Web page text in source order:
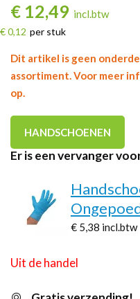
€ 12,49 incl.btw
€ 0,12 per stuk
Dit artikel is geen
assortiment. Voor meer
op.
HANDSCHOENEN
Er is een vervanger
€ 5,38 incl.btw
Uit de handel